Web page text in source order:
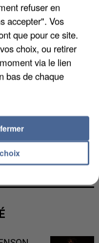
DE LA DZ
refuser en
accepter". Vos
que pour ce site.
choix, ou retirer
via le lien
bas de chaque